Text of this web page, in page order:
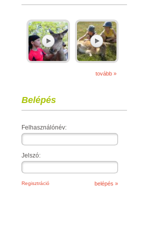
tovább »
Belépés
Felhasználónév:
Jelszó:
Regisztráció